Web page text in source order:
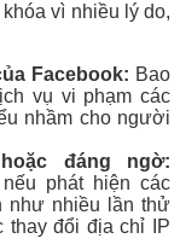
vì nhiều lý do,
Facebook: Bao
vụ vi phạm các
nhầm cho người
đáng ngờ:
phát hiện các
như nhiều lần thử
thay đổi địa chỉ IP